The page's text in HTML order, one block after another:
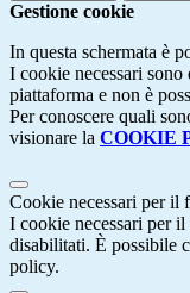
Gestione cookie
In questa schermata è
I cookie necessari
piattaforma e non è
Per conoscere quali
visionare la COOKIE
Cookie necessari per il
I cookie necessari per
disabilitati. È possibile
policy.